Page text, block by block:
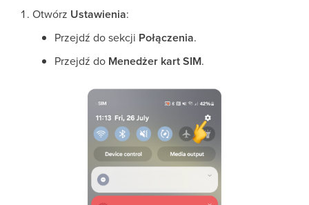
Otwórz Ustawienia:
Przejdź do sekcji Połączenia.
Przejdź do Menedżer kart SIM.